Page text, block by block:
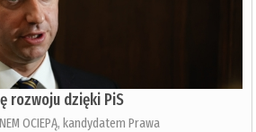
rozwoju dzięki PiS
OCIEPĄ, kandydatem Prawa